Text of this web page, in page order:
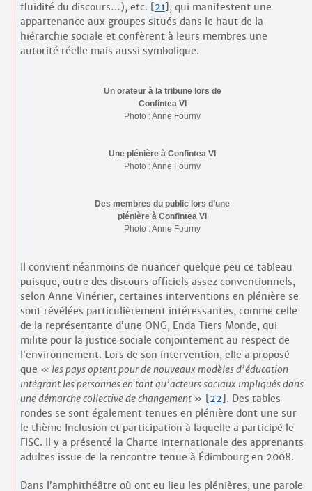
fluidité du discours…), etc.
21 , qui manifestent une
appartenance aux groupes situés dans le haut de la
hiérarchie sociale et confèrent à leurs membres une
autorité réelle mais aussi symbolique.
Un orateur à la tribune lors de
Confintea VI
Photo : Anne Fourny
Une plénière à Confintea VI
Photo : Anne Fourny
Des membres du public lors d’une
plénière à Confintea VI
Photo : Anne Fourny
Il convient néanmoins de nuancer quelque peu ce tableau
puisque, outre des discours officiels assez conventionnels,
selon Anne Vinérier, certaines interventions en plénière se
sont révélées particulièrement intéressantes, comme celle
de la représentante d’une ONG, Enda Tiers Monde, qui
milite pour la justice sociale conjointement au respect de
l’environnement. Lors de son intervention, elle a proposé
que
les pays optent pour de nouveaux modèles d’éducation
intégrant les personnes en tant qu’acteurs sociaux impliqués dans
une démarche collective de changement
22 . Des tables
rondes se sont également tenues en plénière dont une sur
le thème Inclusion et participation à laquelle a participé le
FISC. Il y a présenté la Charte internationale des apprenants
adultes issue de la rencontre tenue à Édimbourg en 2008.
Dans l’amphithéâtre où ont eu lieu les plénières, une parole